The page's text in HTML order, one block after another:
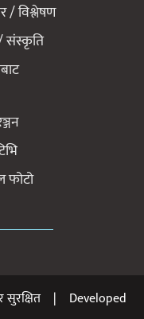
/ विश्लेषण
संस्कृति
फोटो
सुरक्षित | Developed